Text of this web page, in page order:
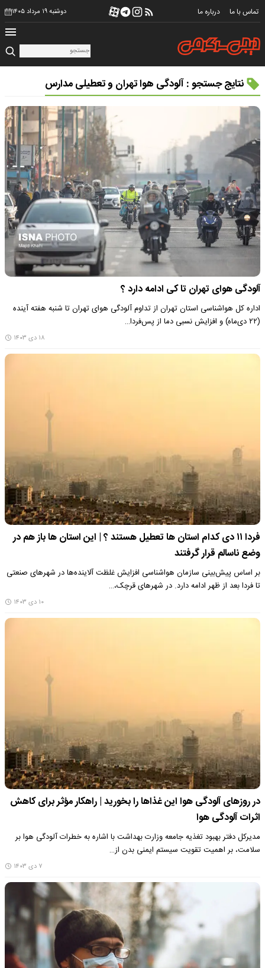
تماس با ما درباره ما دوشنبه ۱۹ مرداد ۱۴۰۵
نتایج جستجو : آلودگی هوا تهران و تعطیلی مدارس
آلودگی هوای تهران تا کی ادامه دارد ؟
اداره کل هواشناسی استان تهران از تداوم آلودگی هوای تهران تا شنبه هفته آینده
(۲۲ دی‌ماه) و افزایش نسبی دما از پس‌فردا…
۱۸ دی ۱۴۰۳
فردا ۱۱ دی کدام استان ها تعطیل هستند ؟ | این استان ها باز هم در
وضع ناسالم قرار گرفتند
بر اساس پیش‌بینی سازمان هواشناسی افزایش غلظت آلاینده‌ها در شهرهای صنعتی
تا فردا بعد از ظهر ادامه دارد. در شهرهای قرچک،…
۱۰ دی ۱۴۰۳
در روزهای آلودگی هوا این غذاها را بخورید | راهکار مؤثر برای کاهش
اثرات آلودگی هوا
مدیرکل دفتر بهبود تغذیه جامعه وزارت بهداشت با اشاره به خطرات آلودگی هوا بر
سلامت، بر اهمیت تقویت سیستم ایمنی بدن از…
۷ دی ۱۴۰۳